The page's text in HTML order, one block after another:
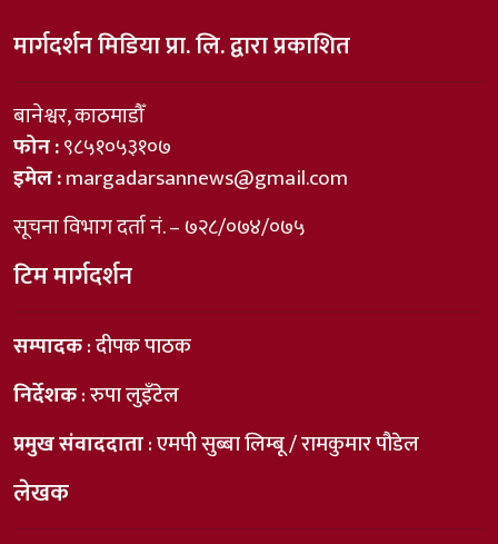
मार्गदर्शन मिडिया प्रा. लि. द्वारा प्रकाशित
बानेश्वर, काठमाडौँ
फोन :९८५१०५३१०७
इमेल :margadarsannews@gmail.com
सूचना विभाग दर्ता नं. – ७२८/०७४/०७५
टिम मार्गदर्शन
सम्पादक: दीपक पाठक
निर्देशक: रुपा लुइँटेल
प्रमुख संवाददाता: एमपी सुब्बा लिम्बू / रामकुमार पौडेल
लेखक